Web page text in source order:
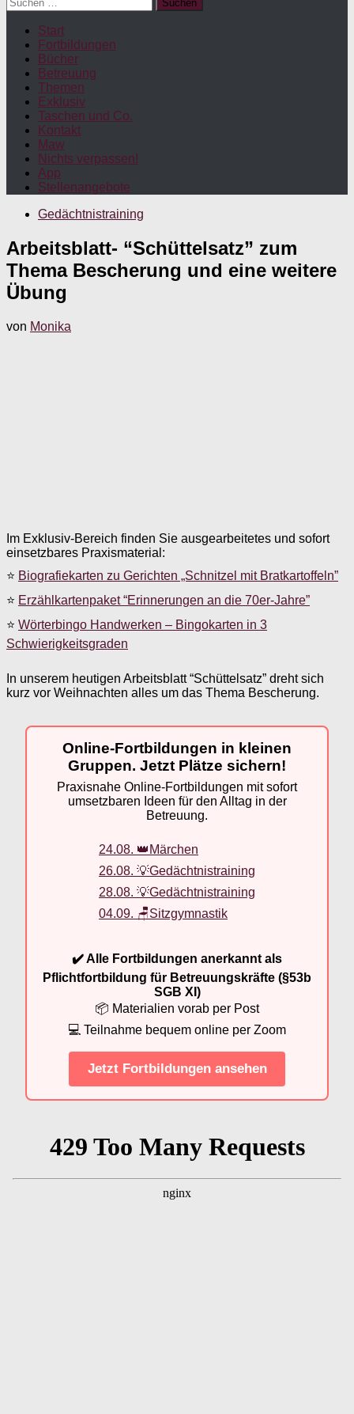
nach:
Start
Fortbildungen
Bücher
Betreuung
Themen
Exklusiv
Taschen und Co.
Kontakt
Maw
Nichts verpassen!
App
Stellenangebote
Gedächtnistraining
Arbeitsblatt- “Schüttelsatz” zum
Thema Bescherung und eine weitere
Übung
von Monika
Im Exklusiv-Bereich finden Sie ausgearbeitetes und sofort
einsetzbares Praxismaterial:
⭐ Biografiekarten zu Gerichten „Schnitzel mit Bratkartoffeln”
⭐ Erzählkartenpaket “Erinnerungen an die 70er-Jahre”
⭐ Wörterbingo Handwerken – Bingokarten in 3
Schwierigkeitsgraden
In unserem heutigen Arbeitsblatt “Schüttelsatz” dreht sich
kurz vor Weihnachten alles um das Thema Bescherung.
Online-Fortbildungen in kleinen
Gruppen. Jetzt Plätze sichern!
Praxisnahe Online-Fortbildungen mit sofort
umsetzbaren Ideen für den Alltag in der
Betreuung.
24.08. 👑Märchen
26.08. 💡Gedächtnistraining
28.08. 💡Gedächtnistraining
04.09. 🪑Sitzgymnastik
✔️ Alle Fortbildungen anerkannt als
Pflichtfortbildung für Betreuungskräfte (§53b
SGB XI)
📦 Materialien vorab per Post
💻 Teilnahme bequem online per Zoom
Jetzt Fortbildungen ansehen